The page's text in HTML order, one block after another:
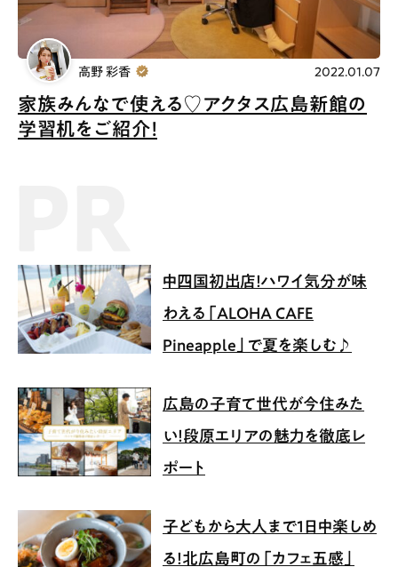
家族みんなで使える♡アクタス広島新館の
学習机をご紹介！
高野 彩香 2022.01.07
中四国初出店！ハワイ気分が味
わえる「ALOHA CAFE
Pineapple」で夏を楽しむ♪
広島の子育て世代が今住みた
い！段原エリアの魅力を徹底レ
ポート
子どもから大人まで1日中楽しめ
る！北広島町の「カフェ五感」